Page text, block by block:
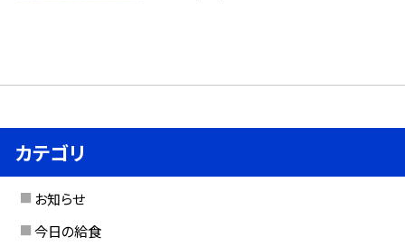
カテゴリ
お知らせ
今日の給食